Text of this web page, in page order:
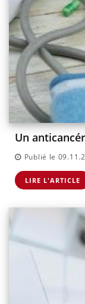
Un
Publié le
LIRE L'ARTICLE